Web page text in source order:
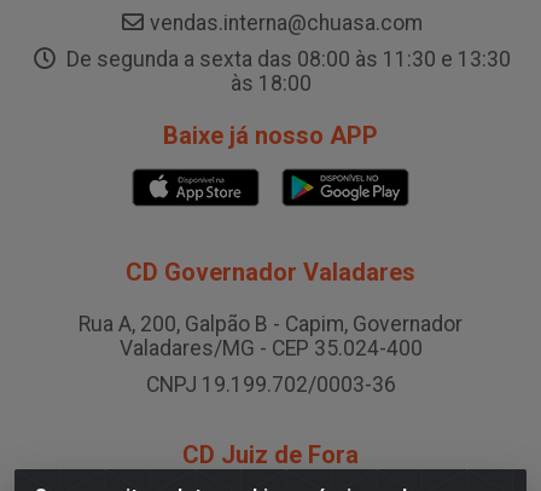
vendas.interna@chuasa.com
De segunda a sexta das 08:00 às 11:30 e 13:30
às 18:00
Baixe já nosso APP
CD Governador Valadares
Rua A, 200, Galpão B - Capim, Governador
Valadares/MG - CEP 35.024-400
CNPJ 19.199.702/0003-36
CD Juiz de Fora